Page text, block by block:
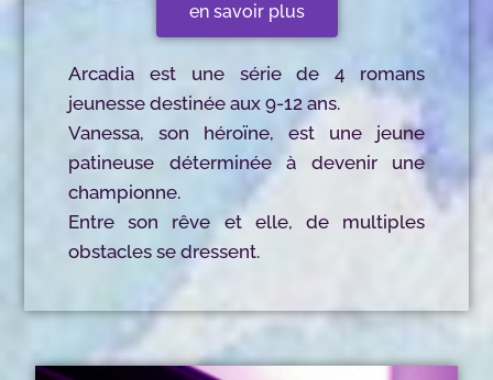
en savoir plus
Arcadia est une série de 4 romans
jeunesse destinée aux 9-12 ans.
Vanessa, son héroïne, est une jeune
patineuse déterminée à devenir une
championne.
Entre son rêve et elle, de multiples
obstacles se dressent.